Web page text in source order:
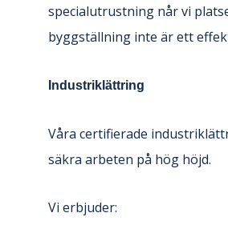
specialutrustning når vi
byggställning inte är ett
Industriklättring
Våra certifierade
säkra arbeten på hög höjd.
Vi erbjuder: